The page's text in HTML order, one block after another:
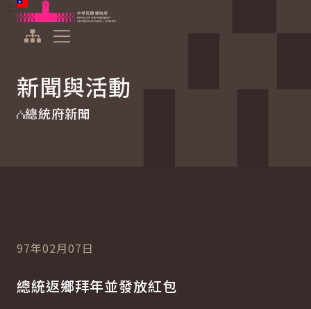
跳到主要內容
中華民國總統府
新聞與活動
總統府新聞
97年02月07日
總統返鄉拜年並發放紅包